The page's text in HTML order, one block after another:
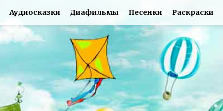
Аудиосказки Диафильмы Песенки Раскраски